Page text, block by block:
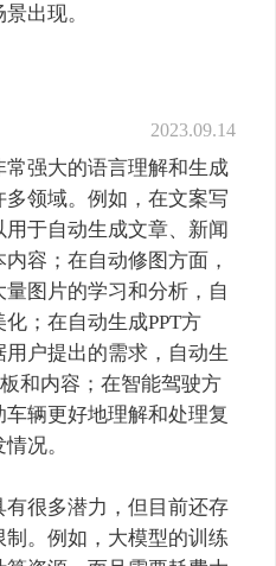
出现。
2023.09.14
强大的语言理解和生成
领域。例如，在文案写
于自动生成文章、新闻
容；在自动修图方面，
图片的学习和分析，自
；在自动生成PPT方
户提出的需求，自动生
和内容；在智能驾驶方
辆更好地理解和处理复
况。
很多潜力，但目前还存
。例如，大模型的训练